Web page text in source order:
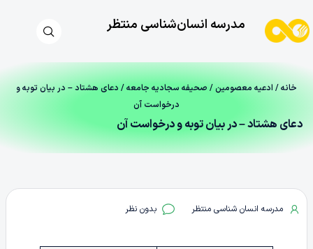
مدرسه انسان‌شناسی منتظر
خانه/ ادعیه معصومین/ صحیفه سجادیه جامعه/ دعای هشتاد – در بیان توبه و
درخواست آن
دعای هشتاد – در بیان توبه و درخواست آن
مدرسه انسان شناسی منتظر بدون نظر